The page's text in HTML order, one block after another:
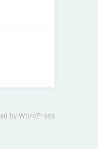
by WordPress